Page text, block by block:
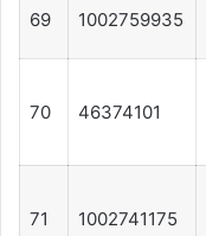
69 1002759935
70 46374101
71 1002741175